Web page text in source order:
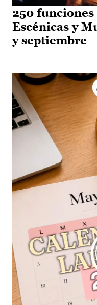
250 funciones
Escénicas y
y septiembre